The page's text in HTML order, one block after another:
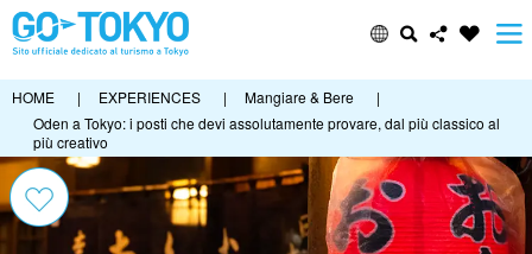
HOME | EXPERIENCES | Mangiare & Bere
|
Oden a Tokyo: i posti che devi assolutamente provare, dal più classico al
più creativo